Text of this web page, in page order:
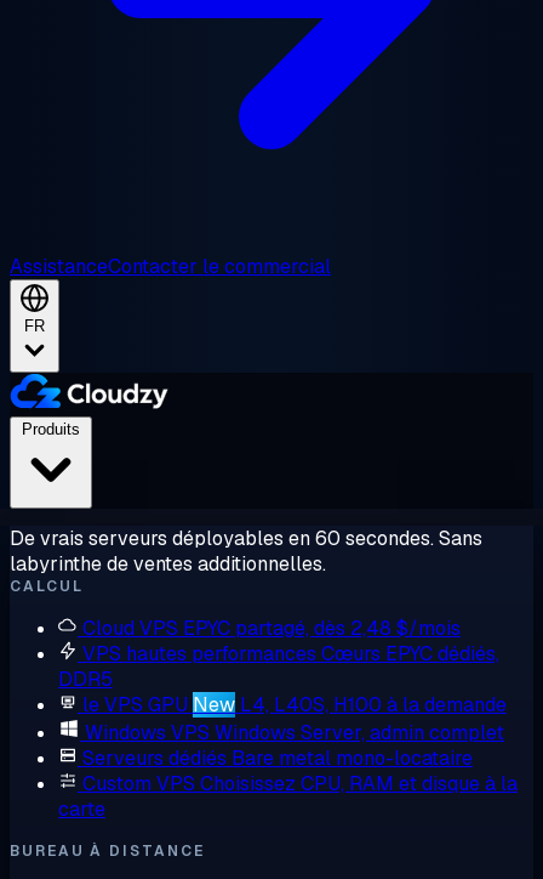
AssistanceContacter le commercial
FR
De vrais serveurs déployables en 60 secondes. Sans
labyrinthe de ventes additionnelles.
CALCUL
Cloud VPS EPYC partagé, dès 2,48 $/mois
VPS hautes performances Cœurs EPYC dédiés,
DDR5
le VPS GPU New L4, L40S, H100 à la demande
Windows VPS Windows Server, admin complet
Serveurs dédiés Bare metal mono-locataire
Custom VPS Choisissez CPU, RAM et disque à la
carte
BUREAU À DISTANCE